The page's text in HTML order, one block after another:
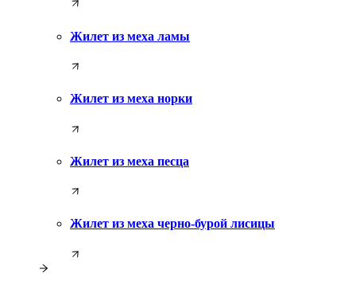
Жилет из меха ламы
Жилет из меха норки
Жилет из меха песца
Жилет из меха черно-бурой лисицы